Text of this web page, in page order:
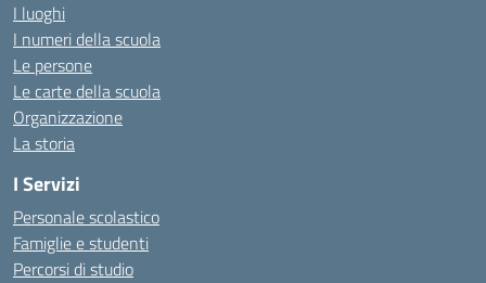
I luoghi
I numeri della scuola
Le persone
Le carte della scuola
Organizzazione
La storia
I Servizi
Personale scolastico
Famiglie e studenti
Percorsi di studio